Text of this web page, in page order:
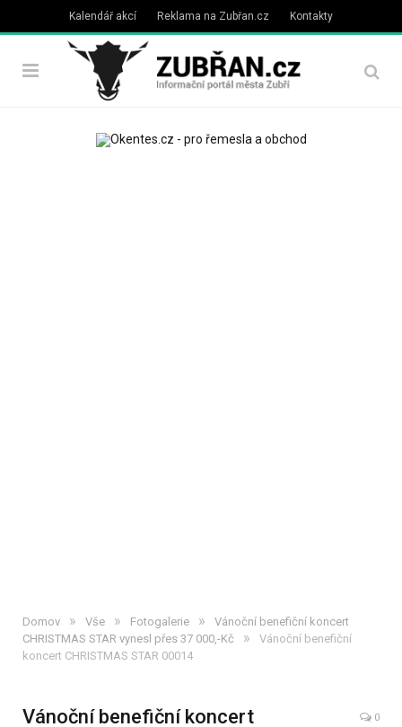
Kalendář akcí Reklama na Zubřan.cz Kontakty
Domov » Vše » Fotogalerie »
Vánoční benefiční koncert
CHRISTMAS STAR vynesl přes 37 000,-Kč
»
Vánoční benefiční
koncert CHRISTMAS STAR 00014
Vánoční benefiční koncert
0